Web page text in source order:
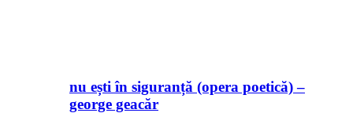
nu ești în siguranță (opera poetică) –
george geacăr